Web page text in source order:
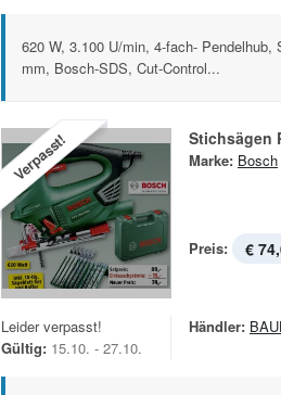
620 W, 3.100 U/min, 4-fach-
mm, Bosch-SDS, Cut-Control...
Verpasst! Stichsägen
Marke: Bosch
Preis: €
Leider verpasst!
Gültig: 15.10. - 27.10.
Händler: